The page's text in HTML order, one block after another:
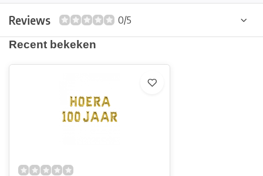
Reviews
0/5
Recent bekeken